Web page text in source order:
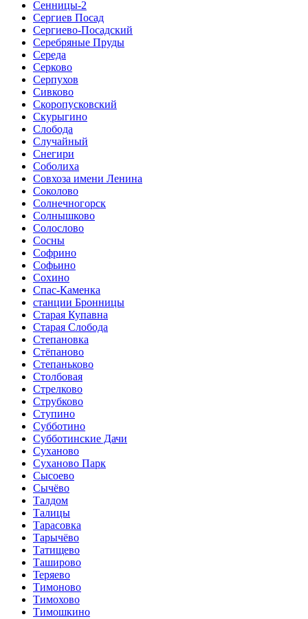
Сенницы-2
Сергиев Посад
Сергиево-Посадский
Серебряные Пруды
Середа
Серково
Серпухов
Сивково
Скоропусковский
Скурыгино
Слобода
Случайный
Снегири
Соболиха
Совхоза имени Ленина
Соколово
Солнечногорск
Солнышково
Солослово
Сосны
Софрино
Софьино
Сохино
Спас-Каменка
станции Бронницы
Старая Купавна
Старая Слобода
Степановка
Стёпаново
Степаньково
Столбовая
Стрелково
Струбково
Ступино
Субботино
Субботинские Дачи
Суханово
Суханово Парк
Сысоево
Сычёво
Талдом
Талицы
Тарасовка
Тарычёво
Татищево
Таширово
Теряево
Тимоново
Тимохово
Тимошкино